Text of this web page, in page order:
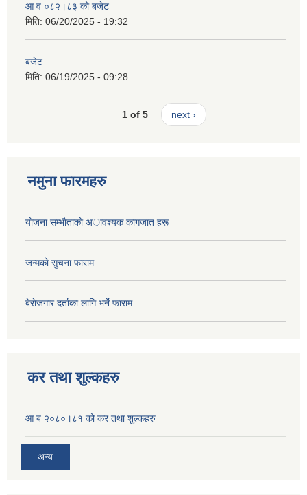
आ व ०८२।८३ को बजेट
मिति: 06/20/2025 - 19:32
बजेट
मिति: 06/19/2025 - 09:28
1 of 5 next ›
नमुना फारमहरु
याेजना सम्भाैताकाे अावश्यक कागजात हरू
जन्मकाे सुचना फाराम
बेराेजगार दर्ताका लागि भर्ने फाराम
कर तथा शुल्कहरु
आ ब २०८०।८१ को कर तथा शुल्कहरु
अन्य